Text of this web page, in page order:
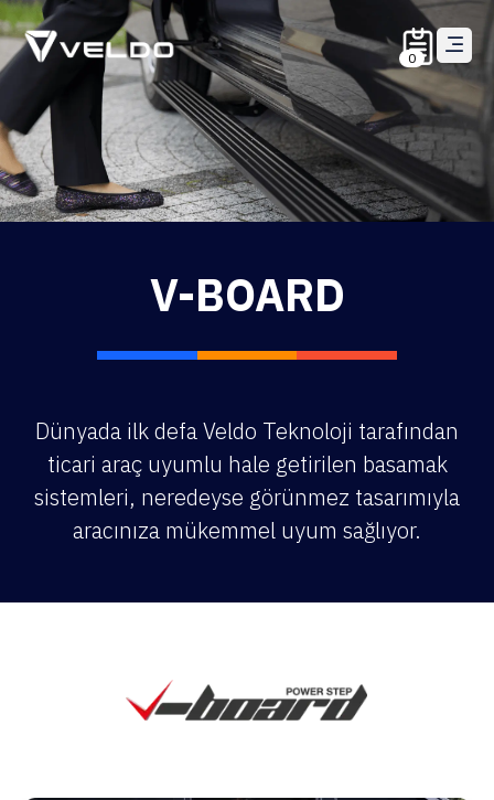
0
V-BOARD
Dünyada ilk defa Veldo Teknoloji tarafından
ticari araç uyumlu hale getirilen basamak
sistemleri, neredeyse görünmez tasarımıyla
aracınıza mükemmel uyum sağlıyor.